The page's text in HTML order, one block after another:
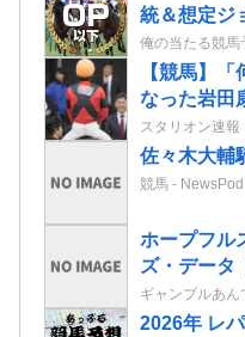
統＆想定ジ
俺の当たる競馬
【競馬】
なった岩田
を複数騎手
スタリオン速報
佐々木大輔
競馬 - NewsPod
ホープフル
ズ・データ
ギャンブルあん
2026年 レ